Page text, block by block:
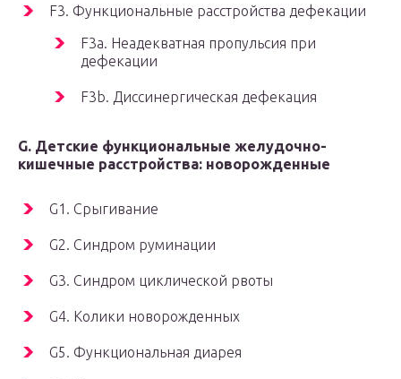
F3. Функциональные расстройства дефекации
F3a. Неадекватная пропульсия при
дефекации
F3b. Диссинергическая дефекация
G. Детские функциональные желудочно-
кишечные расстройства: новорожденные
G1. Срыгивание
G2. Синдром руминации
G3. Синдром циклической рвоты
G4. Колики новорожденных
G5. Функциональная диарея